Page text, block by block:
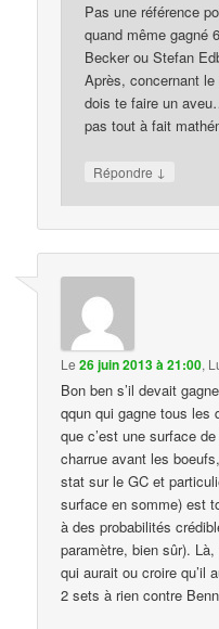
Pas une référence
quand même gagné
Becker ou Stefan
Après, concernant
dois te faire un
pas tout à fait
Répondre ↓
Le26 juin 2013 à 21:00,
Bon ben s’il devait
qqun qui gagne tous les
que c’est une surface
charrue avant les
stat sur le GC et
surface en somme) est
à des probabilités
paramètre, bien sûr).
qui aurait ou croire qu’il
2 sets à rien contre